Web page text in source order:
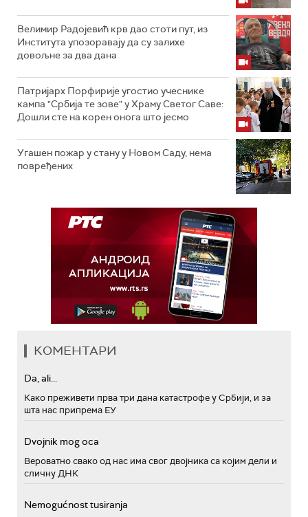
Велимир Радојевић крв дао стоти пут, из
Института упозоравају да су залихе
довољне за два дана
Патријарх Порфирије угостио учеснике
кампа "Србија те зове" у Храму Светог Саве:
Дошли сте на корен онога што јесмо
Угашен пожар у стану у Новом Саду, нема
повређених
КОМЕНТАРИ
Da, ali...
Како преживети прва три дана катастрофе у Србији, и за
шта нас припрема ЕУ
Dvojnik mog oca
Вероватно свако од нас има свог двојника са којим дели и
сличну ДНК
Nemogućnost tusiranja